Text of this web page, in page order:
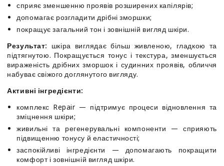
сприяє зменшенню проявів розширених капілярів;
допомагає розгладити дрібні зморшки;
покращує загальний тон і зовнішній вигляд шкіри.
Результат: шкіра виглядає більш живленою, гладкою та
підтягнутою. Покращується тонус і текстура, зменшується
вираженість дрібних зморшок і судинних проявів, обличчя
набуває свіжого доглянутого вигляду.
Активні інгредієнти:
комплекс Repair — підтримує процеси відновлення та
зміцнення шкіри;
живильні та регенерувальні компоненти — сприяють
підвищенню тонусу й еластичності;
заспокійливі інгредієнти — допомагають покращити
комфорт і зовнішній вигляд шкіри.